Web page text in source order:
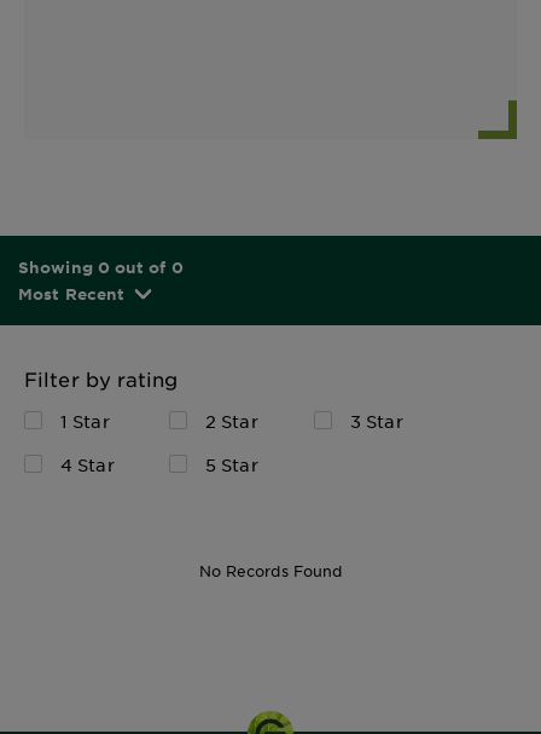
Showing 0 out of 0
Most Recent
Filter by rating
1 Star 2 Star
3 Star
4 Star
5 Star
No Records Found